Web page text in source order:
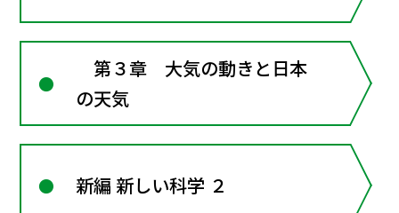
第３章 大気の動きと日本
の天気
新編 新しい科学 ２